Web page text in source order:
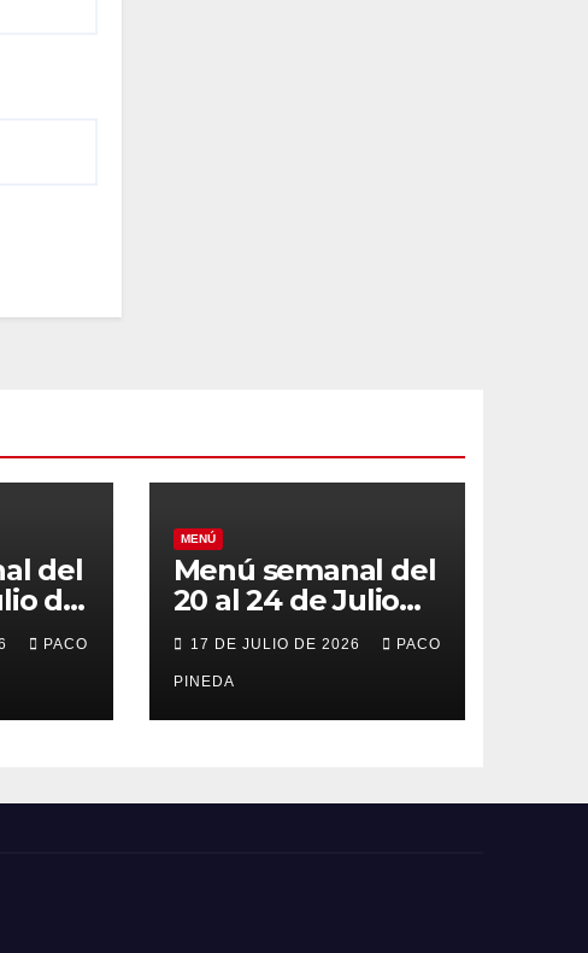
del
de
PACO
MENÚ
Menú semanal del
20 al 24 de Julio
de 2026
17 DE JULIO DE 2026 PACO
PINEDA